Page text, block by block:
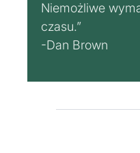
Niemożliwe
czasu.”
-Dan Brown